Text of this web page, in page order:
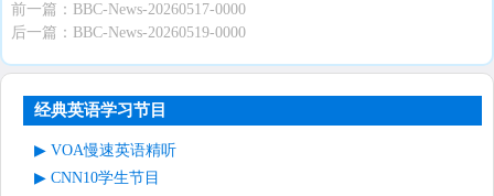
前一篇： BBC-News-20260517-0000
后一篇： BBC-News-20260519-0000
经典英语学习节目
VOA慢速英语精听
CNN10学生节目